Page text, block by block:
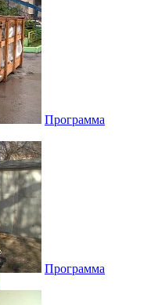
Программа
Программа